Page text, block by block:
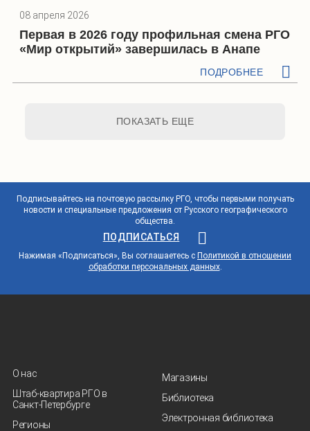
08 апреля 2026
Первая в 2026 году профильная смена РГО
«Мир открытий» завершилась в Анапе
ПОДРОБНЕЕ
ПОКАЗАТЬ ЕЩЕ
Подписывайтесь на почтовую рассылку РГО, чтобы первыми получать
новости и специальные предложения от Русского географического
общества.
ПОДПИСАТЬСЯ
Нажимая «Подписаться», Вы соглашаетесь с Политикой в отношении
обработки персональных данных.
О нас
Штаб-квартира РГО в
Санкт‑Петербурге
Регионы
Магазины
Библиотека
Электронная библиотека